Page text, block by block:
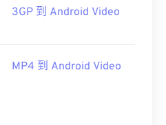
3GP 到 Android Video
MP4 到 Android Video